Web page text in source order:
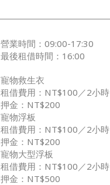
營業時間：09:00-17:30
最後租借時間：16:00
寵物救生衣
​租借費用：NT$100／2小時
押金：NT$200
寵物浮板
租借費用：NT$100／2小時
押金：NT$200
寵物大型浮板​
租借費用：NT$100／2小時
押金：NT$500